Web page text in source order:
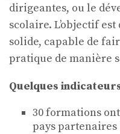
dirigeantes, ou le
scolaire. L’objectif
solide, capable de
pratique de manière
Quelques
30 formations
pays partenaires